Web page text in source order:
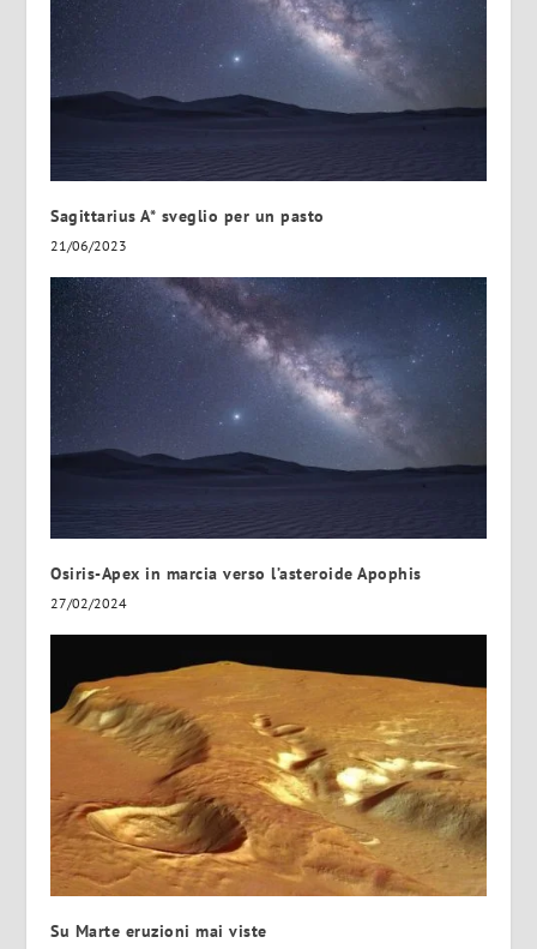
Sagittarius A* sveglio per un pasto
21/06/2023
Osiris-Apex in marcia verso l’asteroide Apophis
27/02/2024
Su Marte eruzioni mai viste